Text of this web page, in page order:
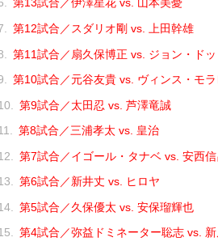
第13試合／伊澤星花 vs. 山本美憂
第12試合／スダリオ剛 vs. 上田幹雄
第11試合／扇久保博正 vs. ジョン・ド
第10試合／元谷友貴 vs. ヴィンス・モラ
第9試合／太田忍 vs. 芦澤竜誠
第8試合／三浦孝太 vs. 皇治
第7試合／イゴール・タナベ vs. 安西信
第6試合／新井丈 vs. ヒロヤ
第5試合／久保優太 vs. 安保瑠輝也
第4試合／弥益ドミネーター聡志 vs.